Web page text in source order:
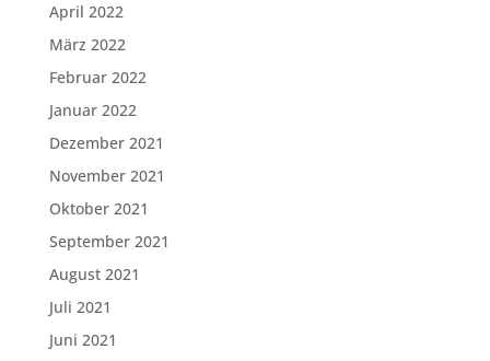
April 2022
März 2022
Februar 2022
Januar 2022
Dezember 2021
November 2021
Oktober 2021
September 2021
August 2021
Juli 2021
Juni 2021